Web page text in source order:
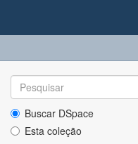
Buscar DSpace
Esta coleção